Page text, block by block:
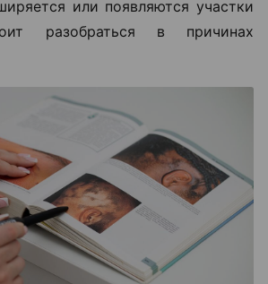
или появляются участки
разобраться в причинах